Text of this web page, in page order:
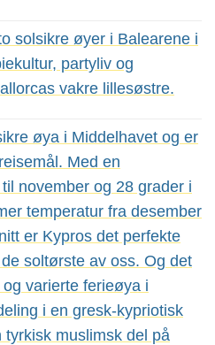
solsikre øyer i Balearene i
partyliv og
vakre lillesøstre.
øya i Middelhavet og er
Med en
november og 28 grader i
temperatur fra desember
er Kypros det perfekte
soltørste av oss. Og det
varierte ferieøya i
i en gresk-kypriotisk
muslimsk del på